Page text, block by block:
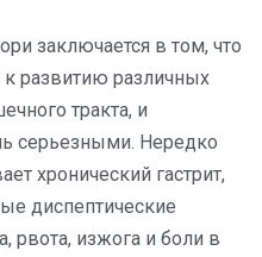
заключается в том, что
развитию различных
тракта, и
серьезными. Нередко
хронический гастрит,
диспептические
рвота, изжога и боли в